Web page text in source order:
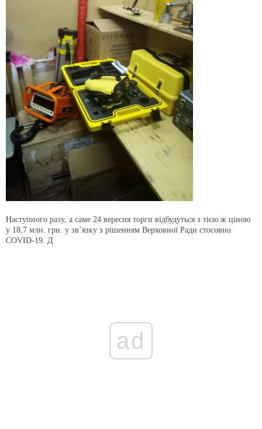
Наступного разу, а саме 24 вересня торги відбудуться з тією ж ціною
у 18,7 млн. грн. у зв’язку з рішенням Верховної Ради стосовно
COVID-19. Д
ad